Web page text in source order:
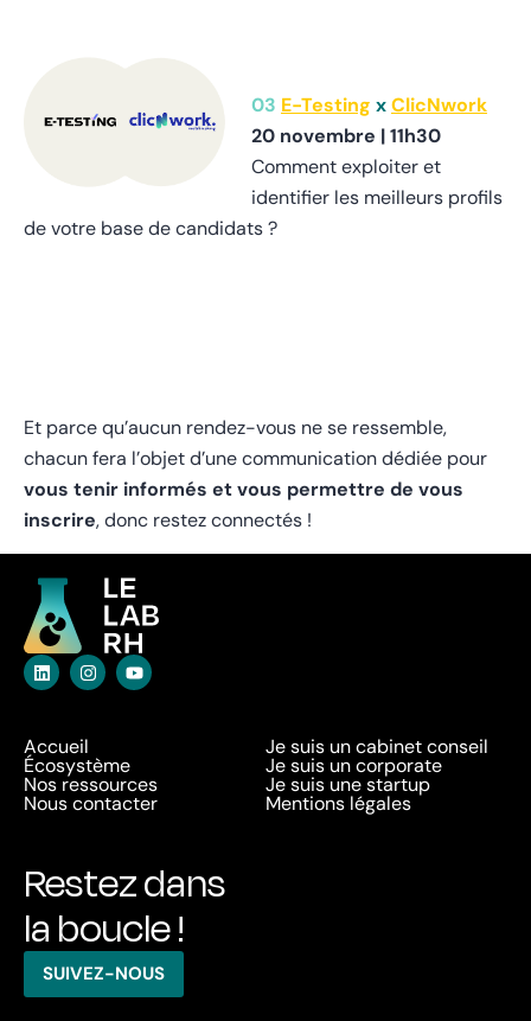
03 E-Testing xClicNwork
20 novembre |11h30
Comment exploiter et
identifier les meilleurs profils
de votre base de candidats ?
Et parce qu’aucun rendez-vous ne se ressemble,
chacun fera l’objet d’une communication dédiée pour
vous tenir informés et vous permettre de vous
inscrire, donc restez connectés !
Accueil
Écosystème
Nos ressources
Nous contacter
Je suis un cabinet conseil
Je suis un corporate
Je suis une startup
Mentions légales
Restez dans
la boucle !
SUIVEZ-NOUS